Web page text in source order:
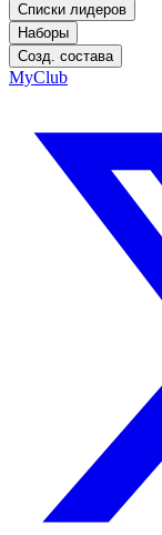
Списки лидеров
Наборы
Созд. состава
MyClub